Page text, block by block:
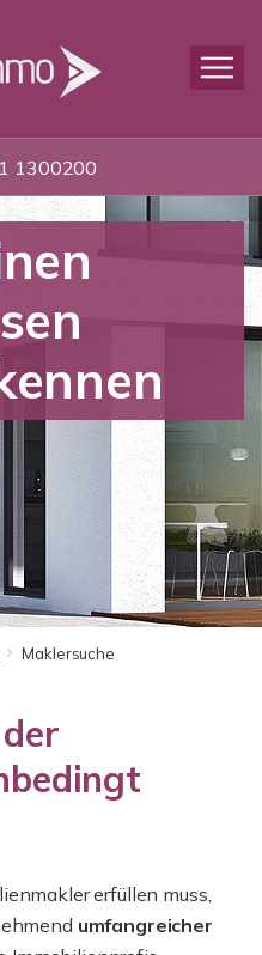
1300200
Maklersuche
erfüllen muss,
umfangreicher